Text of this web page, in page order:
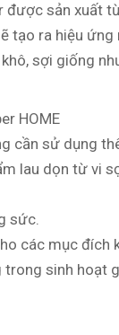
được sản xuất
ra hiệu
sợi giống
HOME
cần sử dụng
lau dọn từ vi
sức.
các mục đích
sinh hoạt